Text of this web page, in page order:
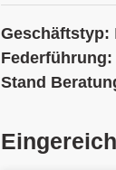
Geschäftstyp:
Federführung:
Stand